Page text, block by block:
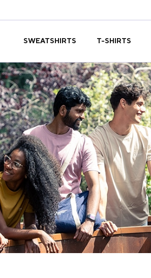
SWEATSHIRTS T-SHIRTS